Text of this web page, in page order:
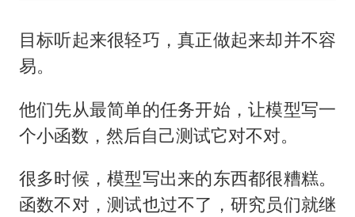
目标听起来很轻巧，真正做起来却并不容
易。
他们先从最简单的任务开始，让模型写一
个小函数，然后自己测试它对不对。
很多时候，模型写出来的东西都很糟糕。
函数不对，测试也过不了，研究员们就继